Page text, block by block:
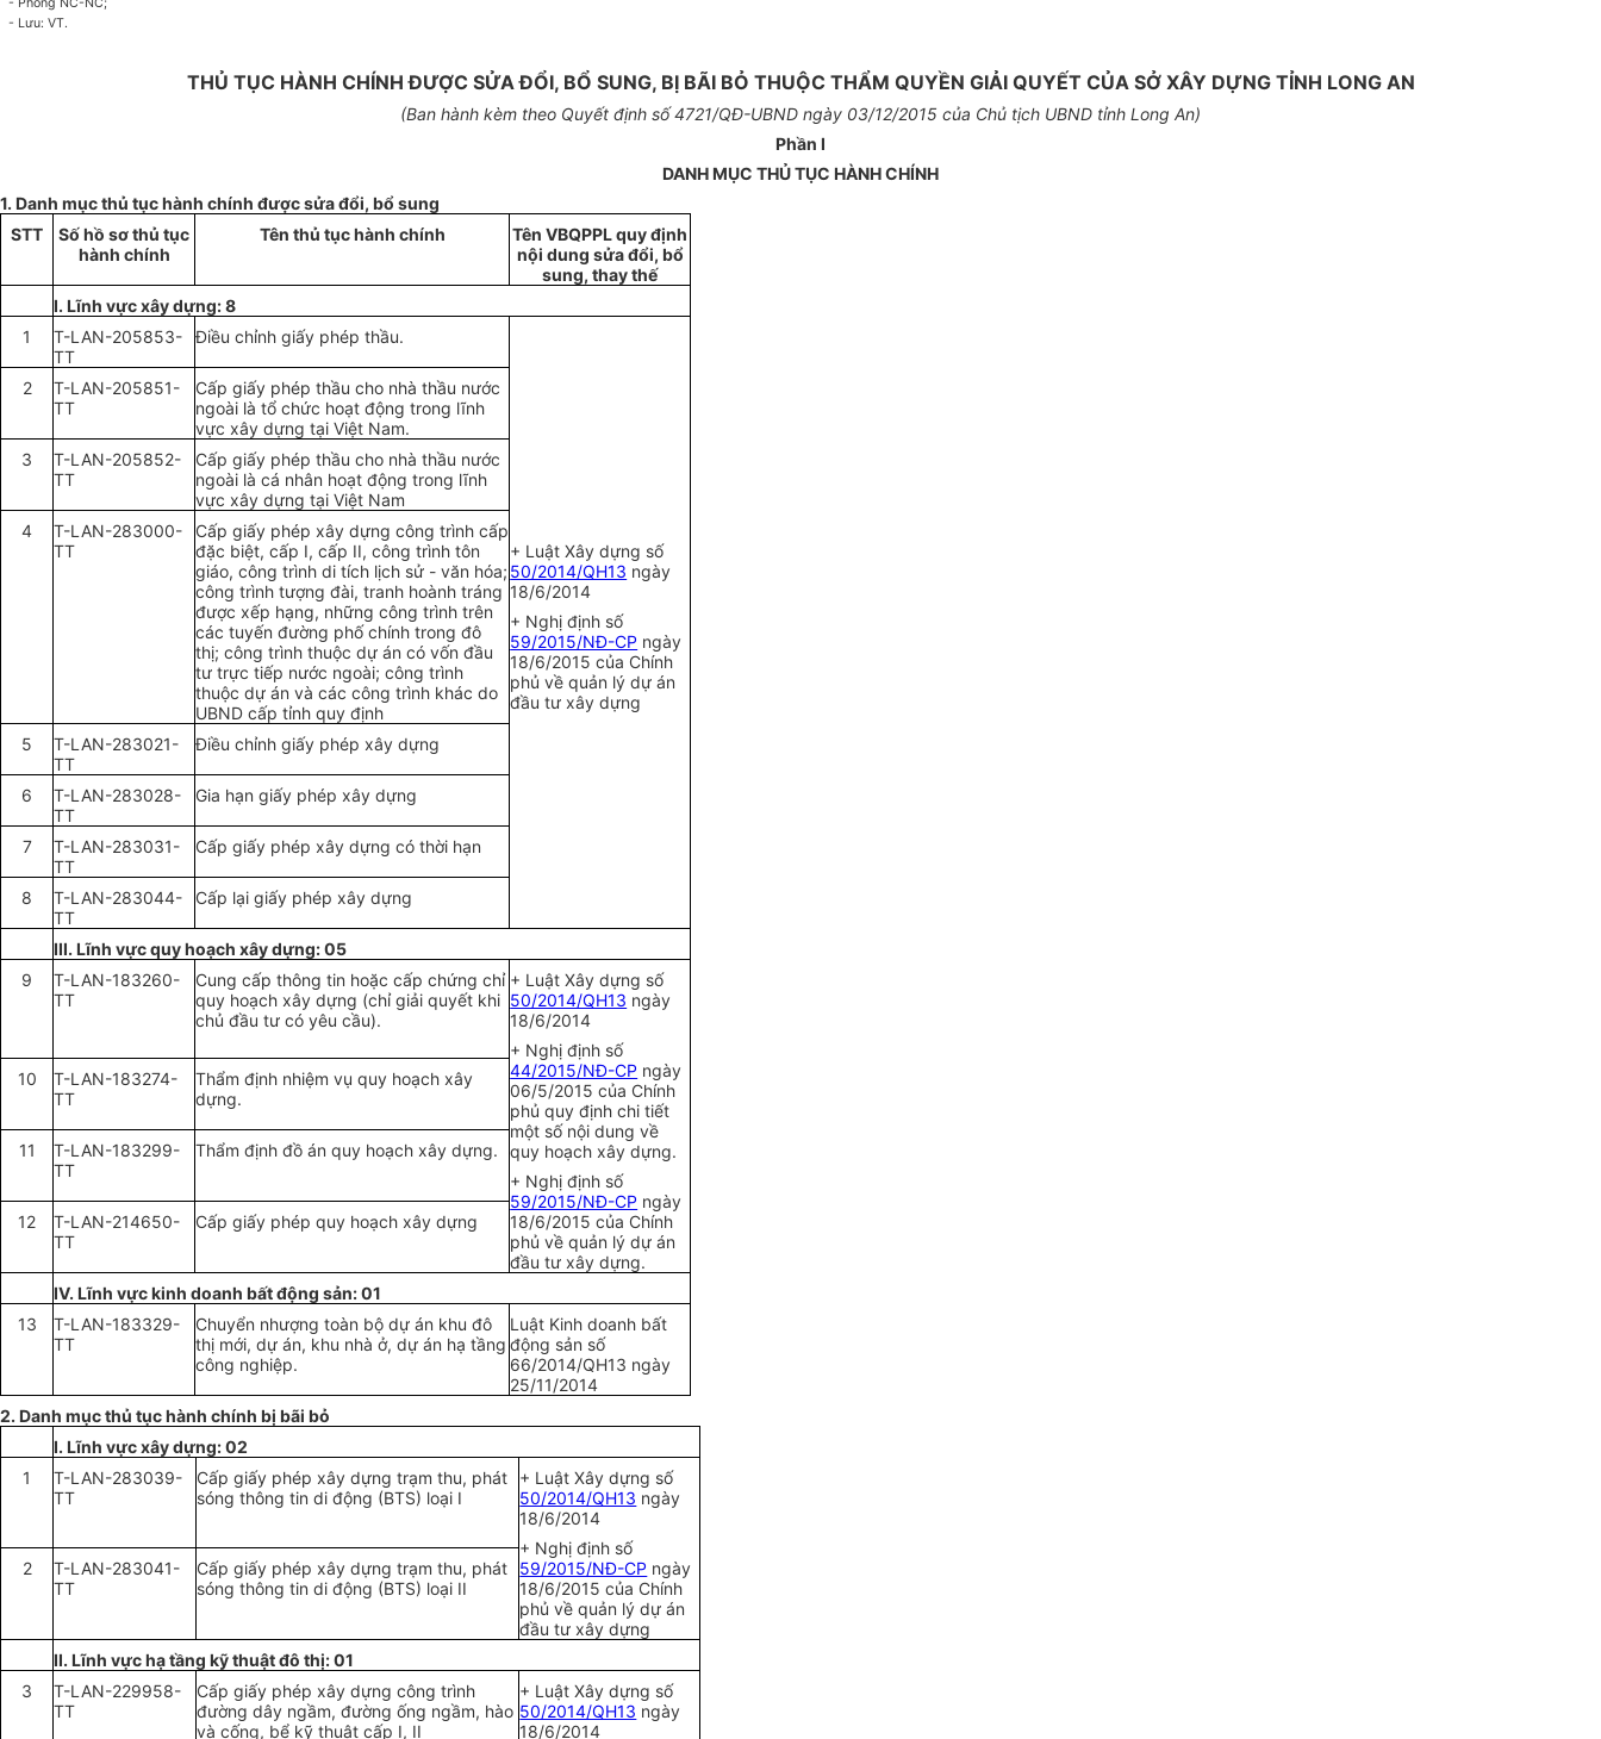
- Lưu: VT.
THỦ TỤC HÀNH CHÍNH ĐƯỢC SỬA ĐỔI, BỔ SUNG, BỊ BÃI BỎ THUỘC THẨM QUYỀN GIẢI QUYẾT CỦA SỞ XÂY DỰNG TỈNH LONG AN
(Ban hành kèm theo Quyết định số4721/QĐ-UBND ngày 03/12/2015 của Chủ tịch UBND tỉnh Long An)
Phần I
DANH MỤC THỦTỤC HÀNH CHÍNH
1. Danh mục thủ tục hành chính được sửa đổi, bổ sung
STT
Sốhồsơ thủ tục
hành chính
Tên thủ tục hành chính
Tên VBQPPL quy định
nội dung sửa đổi, bổ
sung, thay thế
I.Lĩnh vực xây dựng: 8
1
T-LAN-205853-
TT
Điều chỉnh giấy phép thầu.
+ Luật Xây dựng số
50/2014/QH13 ngày
18/6/2014
+ Nghị định số
59/2015/NĐ-CP ngày
18/6/2015 của Chính
phủ về quản lý dự án
đầu tư xây dựng
2
T-LAN-205851-
TT
Cấp giấy phép thầu cho nhà thầu nước
ngoài là tổ chức hoạt động trong lĩnh
vực xây dựngtại Việt Nam.
3
T-LAN-205852-
TT
Cấp giấy phép thầu cho nhà thầu nước
ngoài là cá nhân hoạt động trong lĩnh
vực xây dựng tại Việt Nam
4
T-LAN-283000-
TT
Cấp giấy phép xây dựng công trình cấp
đặc biệt, cấp I, cấp II, công trình tôn
giáo, công trình di tích lịch sử - văn hóa;
công trình tượng đài, tranh hoành tráng
được xếp hạng, những công trình trên
các tuyến đường phố chính trong đô
thị; công trình thuộc dự án có vốn đầu
tư trực tiếp nước ngoài; công trình
thuộc dự án và các công trình khác do
UBND cấp tỉnhquy định
5
T-LAN-283021-
TT
Điều chỉnh giấy phép xây dựng
6
T-LAN-283028-
TT
Gia hạn giấy phép xây dựng
7
T-LAN-283031-
TT
Cấp giấy phép xây dựng có thời hạn
8
T-LAN-283044-
TT
Cấp lại giấy phép xây dựng
III. Lĩnh vực quy hoạch xây dựng: 05
9
T-LAN-183260-
TT
Cung cấpthông tin hoặc cấp chứng chỉ
quy hoạch xây dựng (chỉ giải quyết khi
chủ đầu tư có yêu cầu).
+ Luật Xây dựng số
50/2014/QH13 ngày
18/6/2014
+ Nghị định số
44/2015/NĐ-CP ngày
06/5/2015 của Chính
phủ quy định chi tiết
một số nội dung về
quy hoạch xây dựng.
+ Nghị định số
59/2015/NĐ-CP ngày
18/6/2015 của Chính
phủ về quản lý dự án
đầu tư xây dựng.
10
T-LAN-183274-
TT
Thẩmđịnh nhiệm vụ quy hoạch xây
dựng.
11
T-LAN-183299-
TT
Thẩm định đồán quy hoạch xây dựng.
12
T-LAN-214650-
TT
Cấp giấy phép quy hoạch xây dựng
IV. Lĩnh vực kinhdoanh bất động sản: 01
13
T-LAN-183329-
TT
Chuyển nhượng toàn bộ dự án khu đô
thị mới, dự án, khu nhàở, dự án hạ tầng
công nghiệp.
Luật Kinh doanh bất
động sản số
66/2014/QH13 ngày
25/11/2014
2. Danh mụcthủ tụchành chính bị bãi bỏ
I. Lĩnh vực xây dựng: 02
1
T-LAN-283039-
TT
Cấp giấy phép xây dựng trạm thu, phát
sóng thông tin di động (BTS) loại I
+ Luật Xây dựng số
50/2014/QH13 ngày
18/6/2014
+ Nghị định số
59/2015/NĐ-CP ngày
18/6/2015 của Chính
phủ về quản lý dự án
đầu tư xây dựng
2
T-LAN-283041-
TT
Cấp giấy phép xây dựng trạm thu, phát
sóng thông tin di động (BTS) loại II
II. Lĩnh vực hạ tầng kỹ thuật đô thị: 01
3
T-LAN-229958-
TT
Cấp giấy phép xây dựngcông trình
đường dây ngầm, đường ống ngầm, hào
và cống, bể kỹ thuật cấp I, II
+ Luật Xây dựng số
50/2014/QH13 ngày
18/6/2014